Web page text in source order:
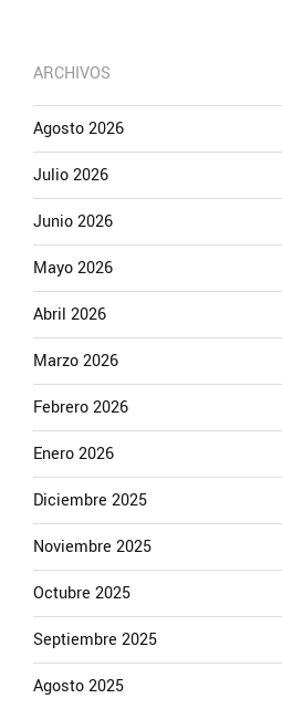
ARCHIVOS
Agosto 2026
Julio 2026
Junio 2026
Mayo 2026
Abril 2026
Marzo 2026
Febrero 2026
Enero 2026
Diciembre 2025
Noviembre 2025
Octubre 2025
Septiembre 2025
Agosto 2025